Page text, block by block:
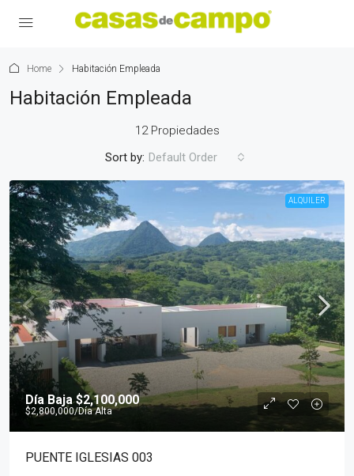
Home Habitación Empleada
Habitación Empleada
12 Propiedades
Sort by: Default Order
ALQUILER
Día Baja$2,100,000
$2,800,000/Día Alta
PUENTE IGLESIAS 003